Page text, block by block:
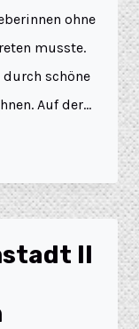
ohne
musste.
schöne
Auf der…
II